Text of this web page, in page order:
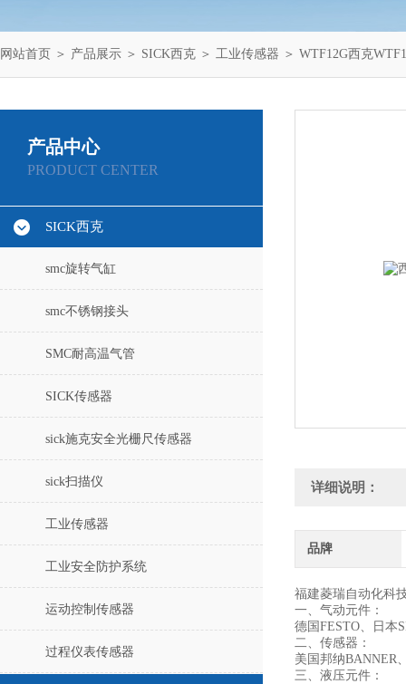
网站首页 ＞ 产品展示 ＞ SICK西克 ＞ 工业传感器 ＞ WTF12G西克
产品中心
PRODUCT CENTER
SICK西克
smc旋转气缸
smc不锈钢接头
SMC耐高温气管
SICK传感器
sick施克安全光栅尺传感器
sick扫描仪
工业传感器
工业安全防护系统
运动控制传感器
过程仪表传感器
详细说明：
品牌
福建菱瑞自动化科
一、气动元件：
德国FESTO、日本
二、传感器：
美国邦纳BANNER
三、液压元件：